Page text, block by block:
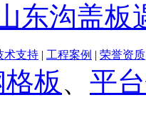
东沟盖板
术支持 | 工程案例 | 荣誉资质
板 、 平